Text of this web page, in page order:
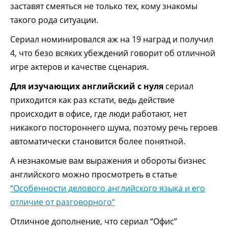
заставят смеяться не только тех, кому знакомы
такого рода ситуации.
Сериал номинировался аж на 19 наград и получил
4, что безо всяких убеждений говорит об отличной
игре актеров и качестве сценария.
Для изучающих английский с нуля сериал
приходится как раз кстати, ведь действие
происходит в офисе, где люди работают, нет
никакого постороннего шума, поэтому речь героев
автоматически становится более понятной.
А незнакомые вам выражения и обороты бизнес
английского можно просмотреть в статье
“Особенности делового английского языка и его
отличие от разговорного“
Отличное дополнение, что сериал “Офис”